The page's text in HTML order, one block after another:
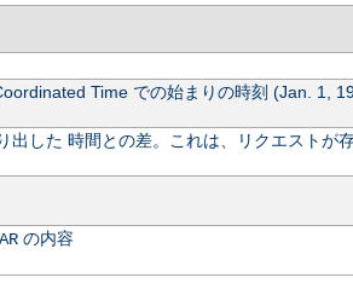
Time での始まりの時刻 (Jan. 1,
出した 時間との差。これは、リクエストが
の内容